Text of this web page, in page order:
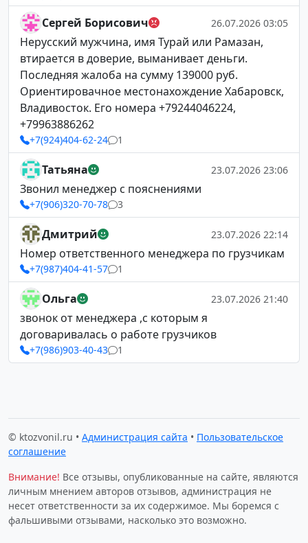
Сергей Борисович 26.07.2026 03:05
Нерусский мужчина, имя Турай или Рамазан,
втирается в доверие, выманивает деньги.
Последняя жалоба на сумму 139000 руб.
Ориентировачное местонахождение Хабаровск,
Владивосток. Его номера +79244046224,
+79963886262
+7(924)404-62-24 1
Татьяна 23.07.2026 23:06
Звонил менеджер с пояснениями
+7(906)320-70-78 3
Дмитрий 23.07.2026 22:14
Номер ответственного менеджера по грузчикам
+7(987)404-41-57 1
Ольга 23.07.2026 21:40
звонок от менеджера ,с которым я
договаривалась о работе грузчиков
+7(986)903-40-43 1
© ktozvonil.ru • Администрация сайта • Пользовательское
соглашение
Внимание! Все отзывы, опубликованные на сайте, являются
личным мнением авторов отзывов, администрация не
несет ответственности за их содержимое. Мы боремся с
фальшивыми отзывами, насколько это возможно.